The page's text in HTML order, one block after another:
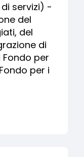
servizi) -
del
del
di
per
per i